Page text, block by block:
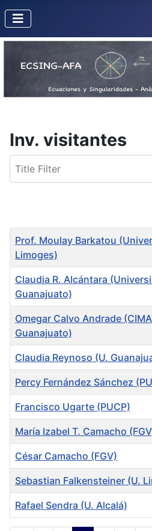
Inv. visitantes
Articles
Title Created Date
Prof. Moulay Barkatou
Limoges)
Claudia R. Alcántara
Guanajuato)
Omegar Calvo Andrade
Guanajuato)
Claudia Reynoso (U.
Percy Fernández Sánchez
Francisco Ugarte (PUCP)
María Izabel T. Camacho
César Camacho (FGV)
Sebastian Falkensteiner (U.
Rafael Sendra (U. Alcalá)